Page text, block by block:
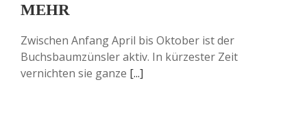
MEHR
Zwischen Anfang April bis Oktober ist der
Buchsbaumzünsler aktiv. In kürzester Zeit
vernichten sie ganze [...]